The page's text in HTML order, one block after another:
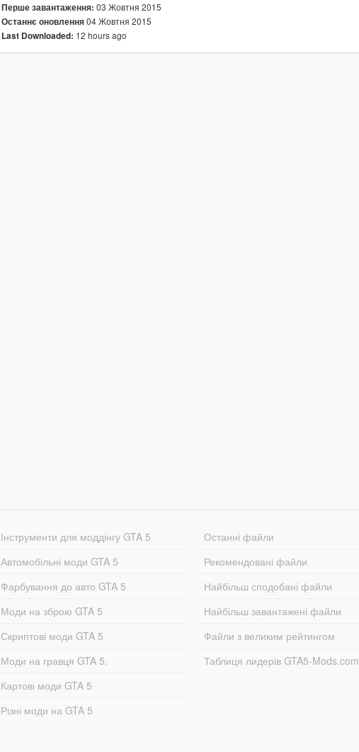
Перше завантаження: 03 Жовтня 2015
Останнє оновлення04 Жовтня 2015
Last Downloaded: 12 hours ago
Інструменти для моддінгу GTA 5
Автомобільні моди GTA 5
Фарбування до авто GTA 5
Моди на зброю GTA 5
Скриптові моди GTA 5
Моди на гравця GTA 5.
Картові моди GTA 5
Різні моди на GTA 5
Останні файли
Рекомендовані файли
Найбільш сподобані файли
Найбільш завантажені файли
Файли з великим рейтингом
Таблиця лидерів GTA5-Mods.com